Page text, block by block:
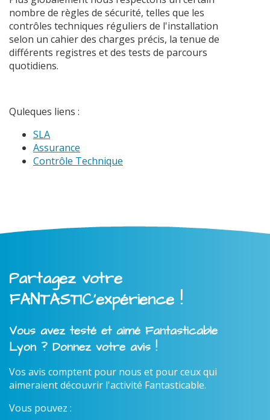
nombre de règles de sécurité, telles que les
contrôles techniques réguliers de l'installation
selon un cahier des charges précis, la tenue de
différents registres et des tests de parcours
quotidiens.
Quleques liens :
SLA
Assurance
Contrôle Technique
Partagez votre
FANTASTIC'expérience !
Vous avez testé et aimé Fantasticable
Lyon ? Donnez votre avis !
Vos avis comptent pour nous et pour ceux qui
aimeraient découvrir l'activité Fantasticable.
Vous pouvez :